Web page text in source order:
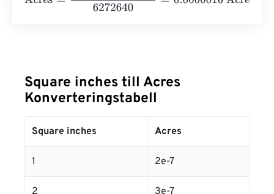
Square inches till Acres
Konverteringstabell
Square inches Acres
1 2e-7